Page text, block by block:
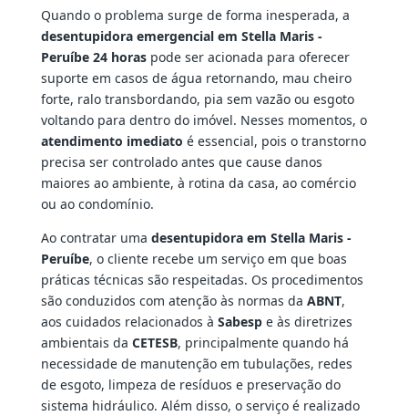
Quando o problema surge de forma inesperada, a
desentupidora emergencial em Stella Maris -
Peruíbe 24 horaspode ser acionada para oferecer
suporte em casos de água retornando, mau cheiro
forte, ralo transbordando, pia sem vazão ou esgoto
voltando para dentro do imóvel. Nesses momentos, o
atendimento imediato é essencial, pois o transtorno
precisa ser controlado antes que cause danos
maiores ao ambiente, à rotina da casa, ao comércio
ou ao condomínio.
Ao contratar uma desentupidora em Stella Maris -
Peruíbe, o cliente recebe um serviço em que boas
práticas técnicas são respeitadas. Os procedimentos
são conduzidos com atenção às normas da ABNT,
aos cuidados relacionados à Sabespe às diretrizes
ambientais da CETESB, principalmente quando há
necessidade de manutenção em tubulações, redes
de esgoto, limpeza de resíduos e preservação do
sistema hidráulico. Além disso, o serviço é realizado